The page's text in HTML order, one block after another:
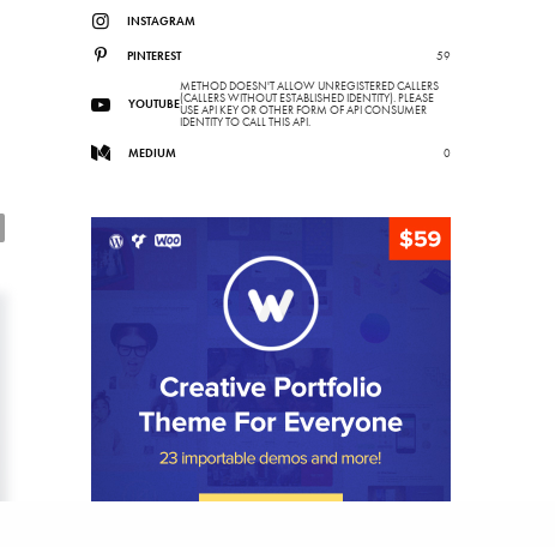
INSTAGRAM
PINTEREST 59
YOUTUBE
METHOD DOESN'T ALLOW UNREGISTERED CALLERS
(CALLERS WITHOUT ESTABLISHED IDENTITY). PLEASE
USE API KEY OR OTHER FORM OF API CONSUMER
IDENTITY TO CALL THIS API.
MEDIUM
0